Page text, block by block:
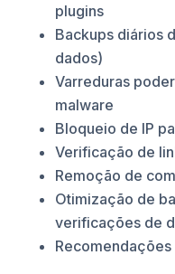
plugins
Backups diários
dados)
Varreduras
malware
Bloqueio de IP
Verificação de
Remoção de
Otimização de
verificações de